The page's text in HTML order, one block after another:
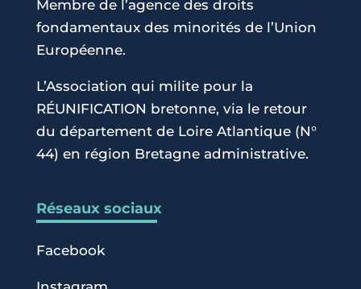
Membre de l’agence des droits
fondamentaux des minorités de l’Union
Européenne.
L’Association qui milite pour la
RÉUNIFICATION bretonne, via le retour
du département de Loire Atlantique (N°
44) en région Bretagne administrative.
Réseaux sociaux
Facebook